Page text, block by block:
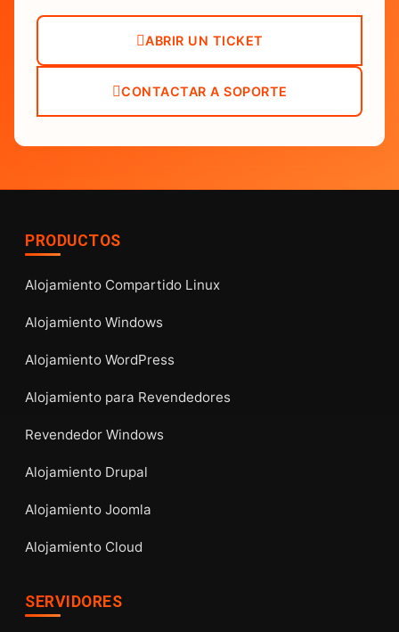
ABRIR UN TICKET
CONTACTAR A SOPORTE
PRODUCTOS
Alojamiento Compartido Linux
Alojamiento Windows
Alojamiento WordPress
Alojamiento para Revendedores
Revendedor Windows
Alojamiento Drupal
Alojamiento Joomla
Alojamiento Cloud
SERVIDORES